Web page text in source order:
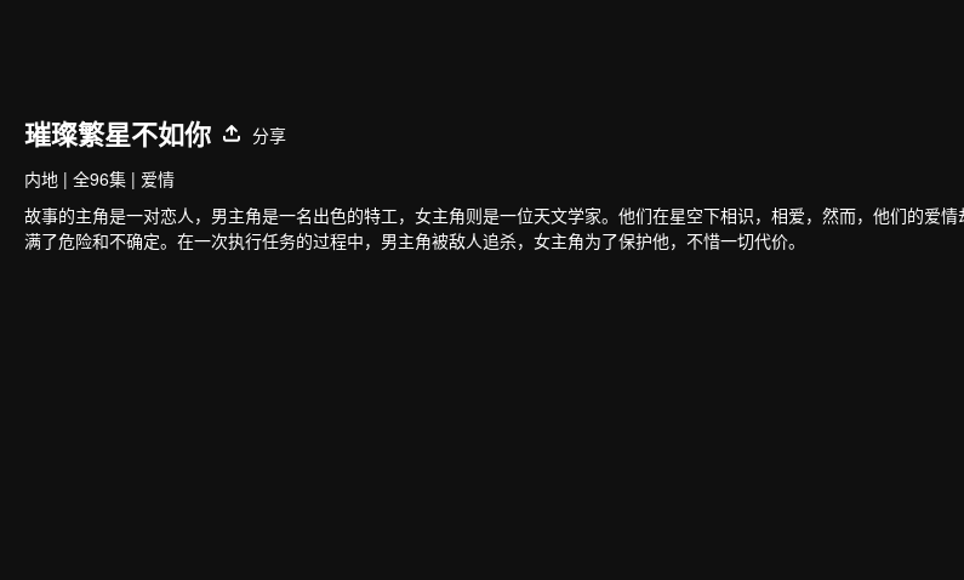
璀璨繁星不如你
分享
内地 | 全96集 | 爱情
故事的主角是一对恋人，男主角是一名出色的特工，女主角则是一位天文学家。他们在星空下相识，相爱，然而，他们的爱
满了危险和不确定。在一次执行任务的过程中，男主角被敌人追杀，女主角为了保护他，不惜一切代价。